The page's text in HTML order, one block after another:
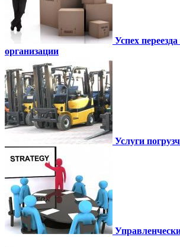
Успех
организации
Услуги